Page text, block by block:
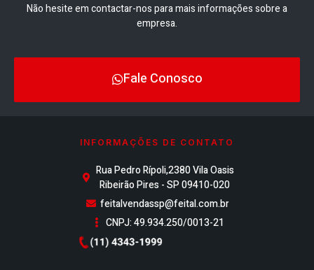
Não hesite em contactar-nos para mais informações sobre a
empresa.
Fale Conosco
INFORMAÇÕES DE CONTATO
Rua Pedro Rípoli,2380 Vila Oasis
Ribeirão Pires - SP 09410-020
feitalvendassp@feital.com.br
CNPJ: 49.934.250/0013-21